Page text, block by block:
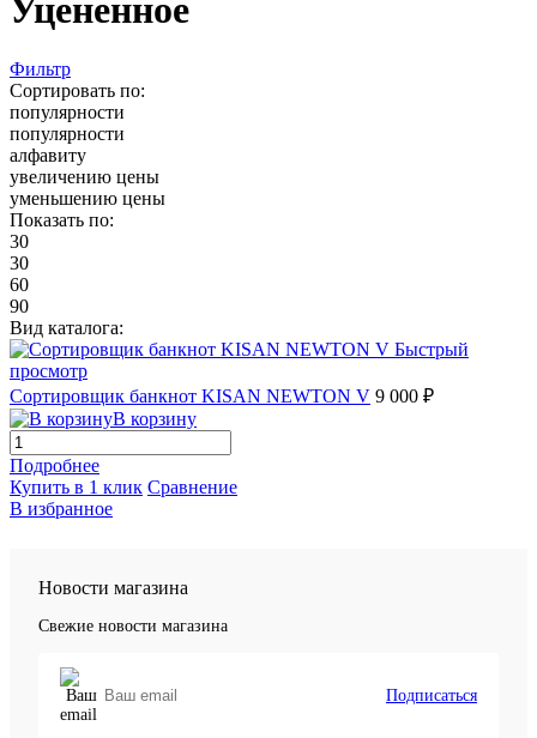
Уцененное
Фильтр
Сортировать по:
популярности
популярности
алфавиту
увеличению цены
уменьшению цены
Показать по:
30
30
60
90
Вид каталога:
Быстрый
просмотр
Сортировщик банкнот KISAN NEWTON V 9 000 ₽
В корзину
Подробнее
Купить в 1 клик Сравнение
В избранное
Новости магазина
Свежие новости магазина
Подписаться